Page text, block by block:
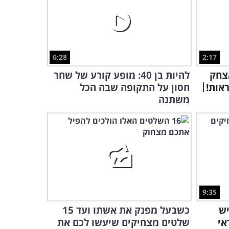
איך הבנתי שאני מזדקן? סטנד
אפ גס ופרוע במיוחד של שחר
3:44
חוזרים לבית הספר עם חיוך:
סטנד אפ קורע מצחוק של
אדיר מילר
עם המסר של השיר הפרודי
על הלהיט הענק הזה כל הורה
27:24
על החיים
2:17
6:28
להיות בן 40: מופע קורע של שחר
חסון על התקופה שבה הכל
משתנה
9:35
כשבעל מפנק את אשתו ועד 15
שלטים מצחיקים שיעשו לכם את